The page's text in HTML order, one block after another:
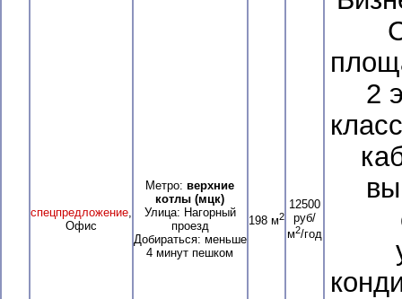
спецпредложение,
Офис
Метро: верхние
котлы (мцк)
Улица: Нагорный
проезд
Добираться: меньше
4 минут пешком
198 м2
12500
руб/
м2/год
2